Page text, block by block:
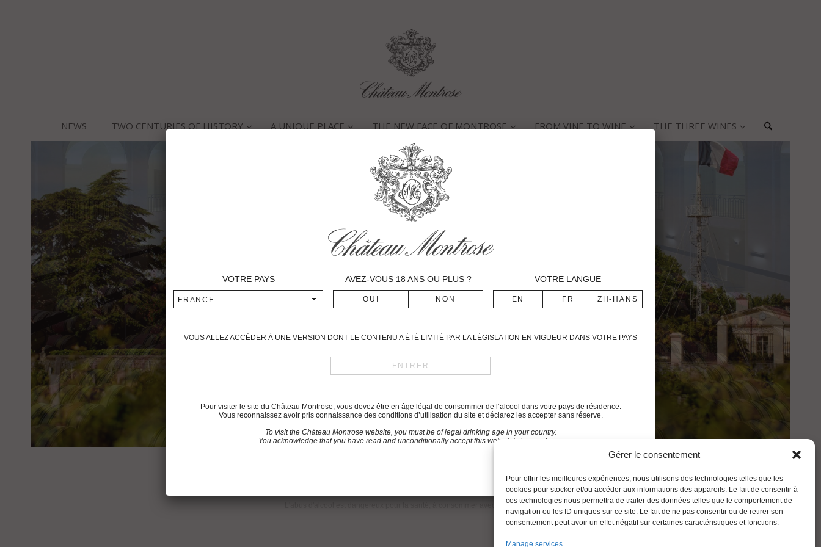
Gérer le consentement
Pour offrir les meilleures expériences, nous utilisons des technologies telles que les
cookies pour stocker et/ou accéder aux informations des appareils. Le fait de consentir à
ces technologies nous permettra de traiter des données telles que le comportement de
navigation ou les ID uniques sur ce site. Le fait de ne pas consentir ou de retirer son
consentement peut avoir un effet négatif sur certaines caractéristiques et fonctions.
Manage services
NEWS TWO CENTURIES OF HISTORY A UNIQUE PLACE THE NEW FACE OF MONTROSE FROM VINE TO WINE THE THREE WINES
ENGLISH
L'abus d'alcool est dangereux pour la santé, à consommer avec modération.
VOTRE PAYS
FRANCE
AVEZ-VOUS 18 ANS OU PLUS ? VOTRE LANGUE
VOUS ALLEZ ACCÉDER À UNE VERSION DONT LE CONTENU A ÉTÉ LIMITÉ PAR LA LÉGISLATION EN VIGUEUR DANS VOTRE PAYS
Pour visiter le site du Château Montrose, vous devez être en âge légal de consommer de l’alcool dans votre pays de résidence.
Vous reconnaissez avoir pris connaissance des conditions d’utilisation du site et déclarez les accepter sans réserve.
To visit the Château Montrose website, you must be of legal drinking age in your country.
You acknowledge that you have read and unconditionally accept this website’s terms of use.